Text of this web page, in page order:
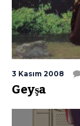
3 Kasım 2008
Geyşa